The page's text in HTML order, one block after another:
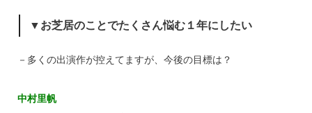
▼お芝居のことでたくさん悩む１年にしたい
－多くの出演作が控えてますが、今後の目標は？
中村里帆